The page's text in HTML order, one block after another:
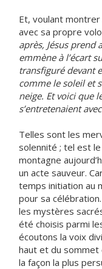
Et, voulant montrer
avec sa propre
après, Jésus prend
emmène à l’écart
transfiguré devant
comme le soleil et
neige. Et voici que
s’entretenaient
Telles sont les
solennité ; tel est
montagne
un acte sauveur.
temps initiation au
pour sa
les mystères
été choisis parmi
écoutons la voix
haut et du sommet
la façon la plus